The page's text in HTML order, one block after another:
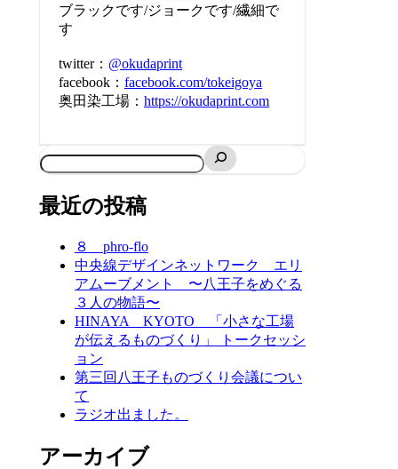
ブラックです/ジョークです/繊細で
す
twitter： @okudaprint
facebook： facebook.com/tokeigoya
奥田染工場： https://okudaprint.com
最近の投稿
８ phro-flo
中央線デザインネットワーク エリ
アムーブメント 〜八王子をめぐる
３人の物語〜
HINAYA KYOTO 「小さな工場
が伝えるものづくり」 トークセッシ
ョン
第三回八王子ものづくり会議につい
て
ラジオ出ました。
アーカイブ